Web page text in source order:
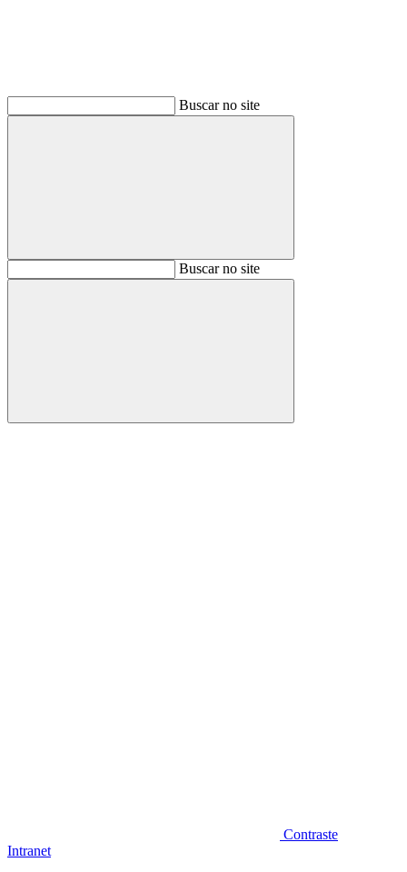
Buscar no site
BuscarBuscar no site
Buscar
Contraste
Intranet